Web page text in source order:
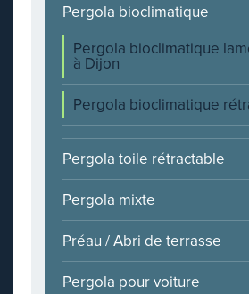
Pergola bioclimatique
Pergola bioclimatique
à Dijon
Pergola bioclimatique
Pergola toile rétractable
Pergola mixte
Préau / Abri de terrasse
Pergola pour voiture